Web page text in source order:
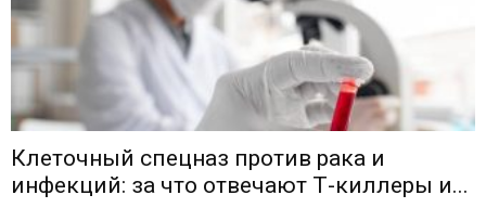
Клеточный спецназ против рака и
инфекций: за что отвечают Т-киллеры и...